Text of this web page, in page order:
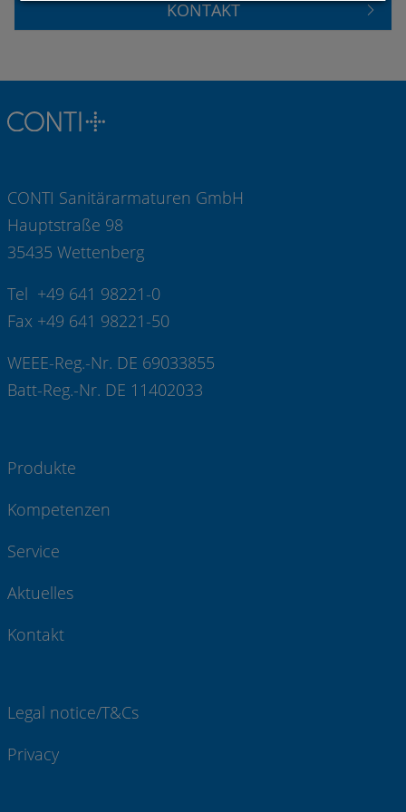
KONTAKT
CONTI Sanitärarmaturen GmbH
Hauptstraße 98
35435 Wettenberg
Tel +49 641 98221-0
Fax +49 641 98221-50
WEEE-Reg.-Nr. DE 69033855
Batt-Reg.-Nr. DE 11402033
Produkte
Kompetenzen
Service
Aktuelles
Kontakt
Legal notice/T&Cs
Privacy